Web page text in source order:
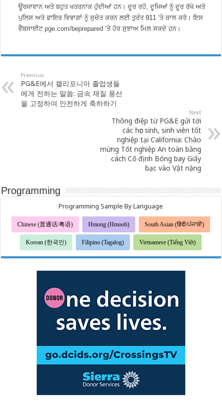
ਊਰਜਾਵਾਨ ਅਤੇ ਬਹੁਤ ਖਤਰਨਾਕ ਹੁੰਦੀਆਂ ਹਨ। ਦੂਰ ਰਹੋ, ਦੂਜਿਆਂ ਨੂੰ ਦੂਰ ਰੱਖੋ ਅਤੇ
ਪੁਲਿਸ ਅਤੇ ਫਾਇਰ ਵਿਭਾਗਾਂ ਨੂੰ ਸੁਚੇਤ ਕਰਨ ਲਈ ਤੁਰੰਤ 911 ‘ਤੇ ਕਾਲ ਕਰੋ। ਇਸ
ਵੈੱਬਸਾਈਟpge.com/beprepared ‘ਤੇ ਹੋਰ ਸੁਝਾਅ ਮਿਲ ਸਕਦੇ ਹਨ।
Previous
PG&E에서 캘리포니아 졸업생들
에게 전하는 말씀: 금속 재질 풍선
을 고정하여 안전하게 축하하기
Next
Thông điệp từ PG&E gửi tới
các học sinh, sinh viên tốt
nghiệp tại California: Chào
mừng Tốt nghiệp An toàn bằng
cách Cố định Bóng bay Giấy
bạc vào Vật nặng
Programming
Programming Sample By Language
Chinese (普通话/粤语) Hmong (Hmoob) South Asian (हिंदी/ਪੰਜਾਬੀ)
Korean (한국인) Filipino (Tagalog) Vietnamese (Tiếng Việt)